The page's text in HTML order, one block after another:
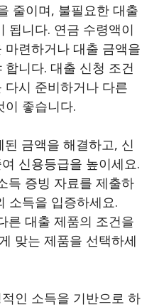
줄이며, 불필요한 대출
됩니다. 연금 수령액이
련하거나 대출 금액을
니다. 대출 신청 조건
시 준비하거나 다른
이 좋습니다.
된 금액을 해결하고, 신
신용등급을 높이세요.
득 증빙 자료를 제출하
소득을 입증하세요.
른 대출 제품의 조건을
맞는 제품을 선택하세
인 소득을 기반으로 하